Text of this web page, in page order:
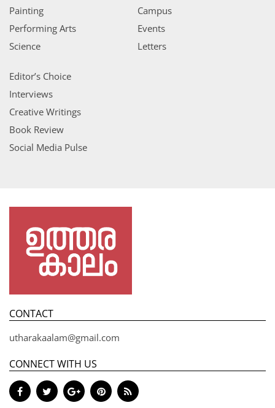
Painting
Performing Arts
Science
Campus
Events
Letters
Editor’s Choice
Interviews
Creative Writings
Book Review
Social Media Pulse
CONTACT
utharakaalam@gmail.com
CONNECT WITH US